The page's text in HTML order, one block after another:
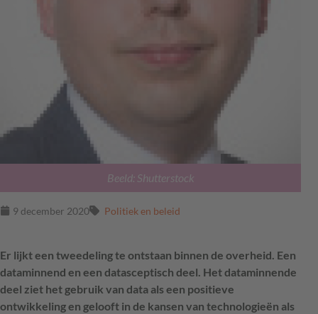
Beeld: Shutterstock
9 december 2020 Politiek en beleid
Er lijkt een tweedeling te ontstaan binnen de overheid. Een
dataminnend en een datasceptisch deel. Het dataminnende
deel ziet het gebruik van data als een positieve
ontwikkeling en gelooft in de kansen van technologieën als